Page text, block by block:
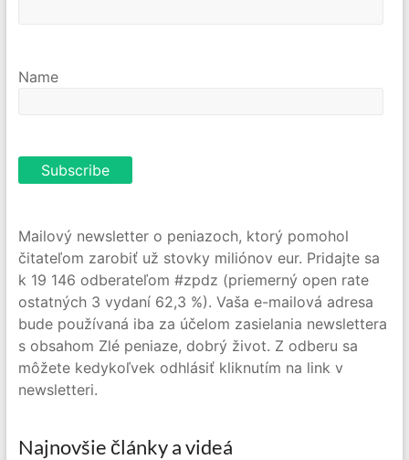
Name
Mailový newsletter o peniazoch, ktorý pomohol
čitateľom zarobiť už stovky miliónov eur. Pridajte sa
k 19 146 odberateľom #zpdz (priemerný open rate
ostatných 3 vydaní 62,3 %). Vaša e-mailová adresa
bude používaná iba za účelom zasielania newslettera
s obsahom Zlé peniaze, dobrý život. Z odberu sa
môžete kedykoľvek odhlásiť kliknutím na link v
newsletteri.
Najnovšie články a videá